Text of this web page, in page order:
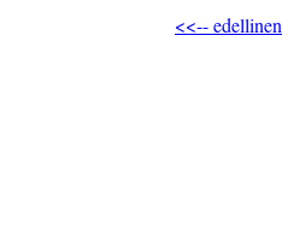
<<-- edellinen